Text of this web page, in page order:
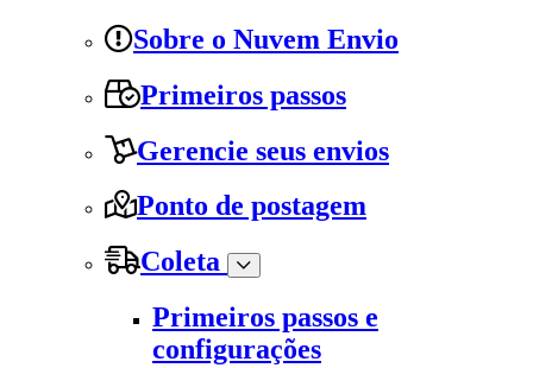
Sobre o Nuvem Envio
Primeiros passos
Gerencie seus envios
Ponto de postagem
Coleta
Primeiros passos e
configurações